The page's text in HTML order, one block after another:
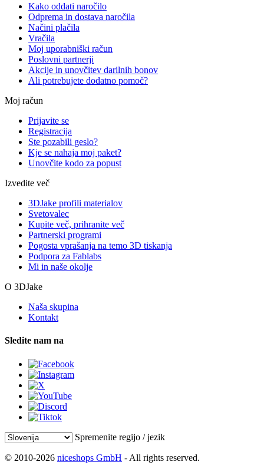
Kako oddati naročilo
Odprema in dostava naročila
Načini plačila
Vračila
Moj uporabniški račun
Poslovni partnerji
Akcije in unovčitev darilnih bonov
Ali potrebujete dodatno pomoč?
Moj račun
Prijavite se
Registracija
Ste pozabili geslo?
Kje se nahaja moj paket?
Unovčite kodo za popust
Izvedite več
3DJake profili materialov
Svetovalec
Kupite več, prihranite več
Partnerski programi
Pogosta vprašanja na temo 3D tiskanja
Podpora za Fablabs
Mi in naše okolje
O 3DJake
Naša skupina
Kontakt
Sledite nam na
Spremenite regijo / jezik
© 2010-2026 niceshops GmbH - All rights reserved.